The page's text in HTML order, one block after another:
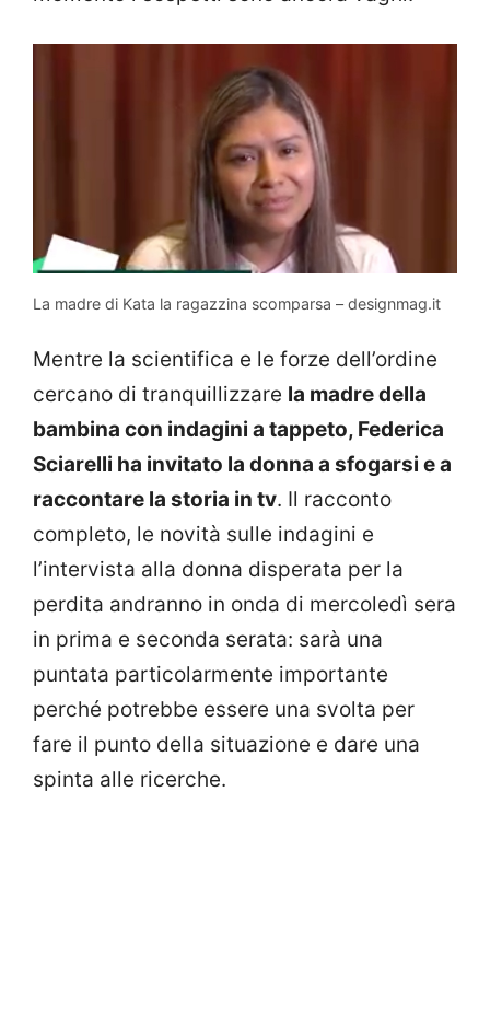
La madre di Kata la ragazzina scomparsa – designmag.it
Mentre la scientifica e le forze dell’ordine
cercano di tranquillizzare la madre della
bambina con indagini a tappeto, Federica
Sciarelli ha invitato la donna a sfogarsi e a
raccontare la storia in tv. Il racconto
completo, le novità sulle indagini e
l’intervista alla donna disperata per la
perdita andranno in onda di mercoledì sera
in prima e seconda serata: sarà una
puntata particolarmente importante
perché potrebbe essere una svolta per
fare il punto della situazione e dare una
spinta alle ricerche.